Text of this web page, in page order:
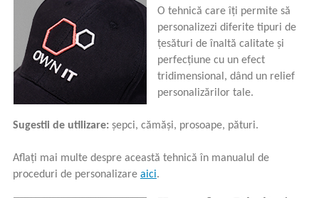
O tehnică care îți permite să
personalizezi diferite tipuri de
țesături de înaltă calitate și
perfecțiune cu un efect
tridimensional, dând un relief
personalizărilor tale.
Sugestii de utilizare:șepci, cămăși, prosoape, pături.
Aflați mai multe despre această tehnică în manualul de
proceduri de personalizare aici.